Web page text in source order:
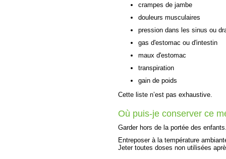
crampes de jambe
douleurs musculaires
pression dans les sinus ou
gas d'estomac ou d'intestin
maux d'estomac
transpiration
gain de poids
Cette liste n’est pas exhaustive.
Où puis-je conserver ce
Garder hors de la portée des
Entreposer à la température
Jeter toutes doses non utilisées